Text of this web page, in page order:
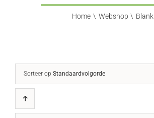
Home Webshop Blank
Sorteer op Standaardvolgorde